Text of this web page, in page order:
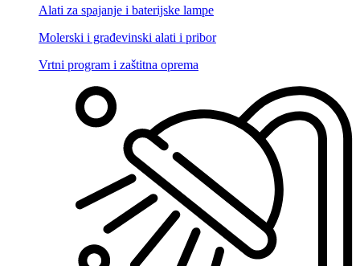
Alati za spajanje i baterijske lampe
Molerski i građevinski alati i pribor
Vrtni program i zaštitna oprema